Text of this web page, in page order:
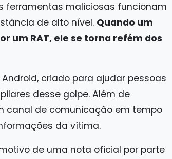
ferramentas maliciosas funcionam
de alto nível. Quando um
um RAT, ele se torna refém dos
criado para ajudar pessoas
desse golpe. Além de
canal de comunicação em tempo
da vítima.
de uma nota oficial por parte